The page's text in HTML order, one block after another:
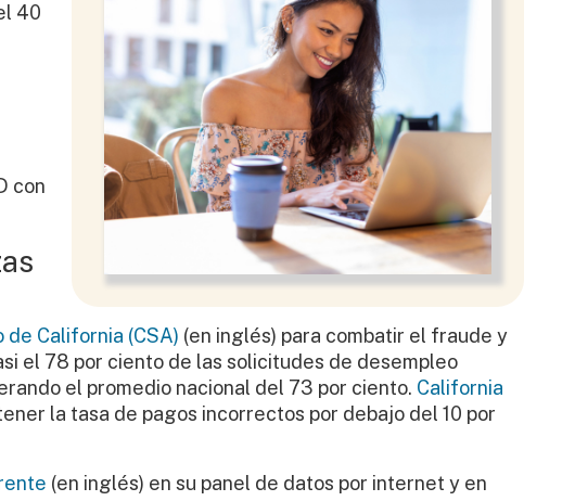
40
con
California (CSA) (en inglés) para combatir el fraude y
el 78 por ciento de las solicitudes de desempleo
el promedio nacional del 73 por ciento. California
la tasa de pagos incorrectos por debajo del 10 por
(en inglés) en su panel de datos por internet y en